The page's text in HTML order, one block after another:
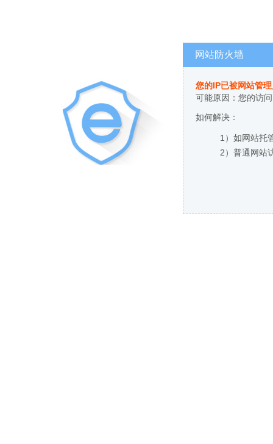
网站防火墙
您的IP已被网站管
可能原因：您的访
如何解决：
1）如网站托
2）普通网站